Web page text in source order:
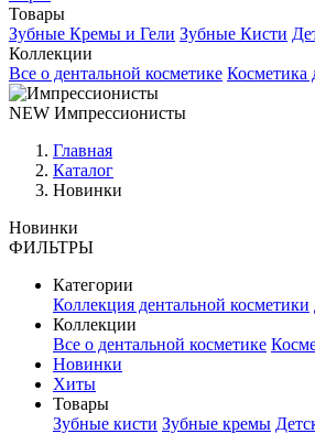
Товары
Зубные Кремы и Гели Зубные Кисти
Коллекции
Все о дентальной косметике Косметика
NEW Импрессионисты
Главная
Каталог
Новинки
Новинки
ФИЛЬТРЫ
Категории
Коллекция дентальной косметики
Коллекции
Все о дентальной косметике
Новинки
Хиты
Товары
Зубные кисти Зубные кремы